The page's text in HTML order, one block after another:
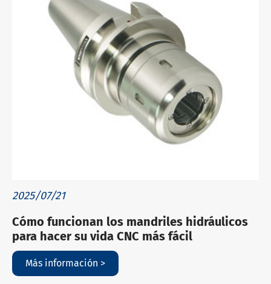
2025/07/21
Cómo funcionan los mandriles hidráulicos
para hacer su vida CNC más fácil
Más información >